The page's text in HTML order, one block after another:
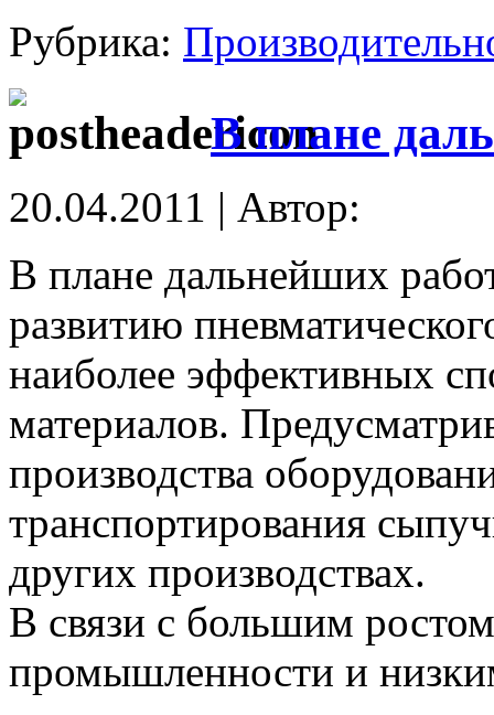
Рубрика:
В плане
20.04.2011 | Автор:
В плане дальнейших
развитию
наиболее эффективных
материалов.
производства
транспортирования
других производствах.
В связи с большим
промышленности и